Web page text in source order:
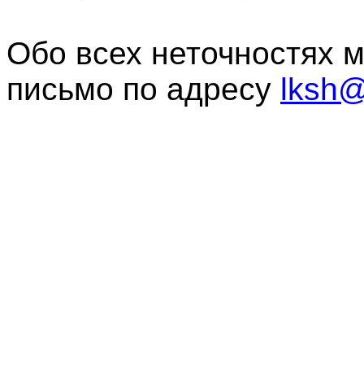
Обо всех неточностях
письмо по адресу